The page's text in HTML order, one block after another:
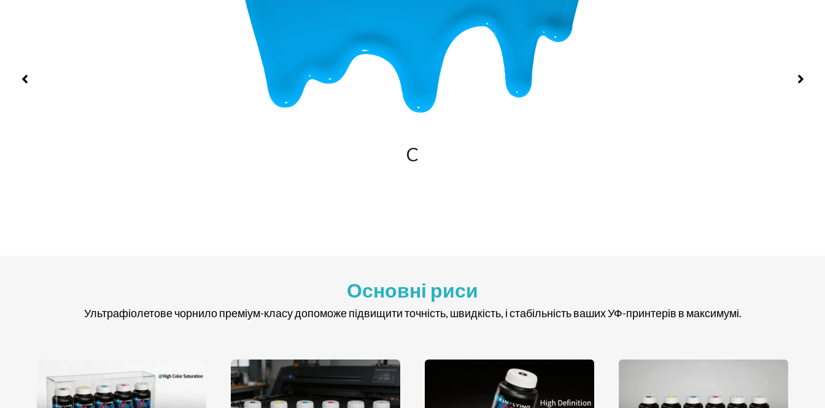
C
Основні риси
Ультрафіолетове чорнило преміум-класу допоможе підвищити точність, швидкість, і стабільність ваших УФ-принтерів в максимумі.